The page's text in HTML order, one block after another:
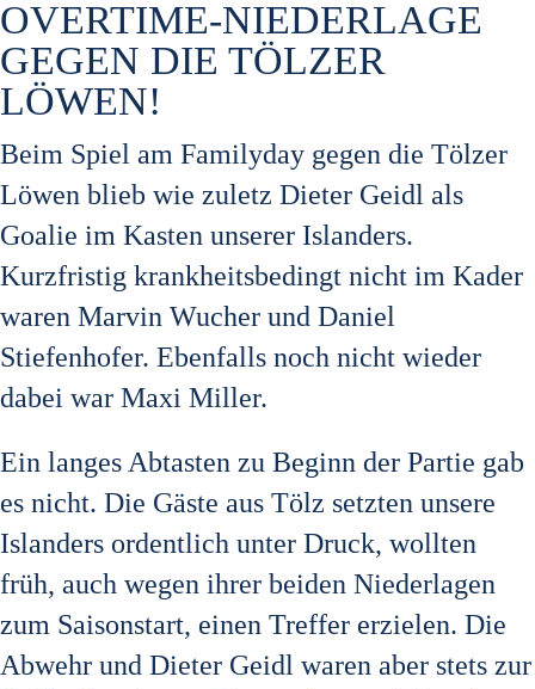
OVERTIME-NIEDERLAGE
GEGEN DIE TÖLZER
LÖWEN!
Beim Spiel am Familyday gegen die Tölzer
Löwen blieb wie zuletz Dieter Geidl als
Goalie im Kasten unserer Islanders.
Kurzfristig krankheitsbedingt nicht im Kader
waren Marvin Wucher und Daniel
Stiefenhofer. Ebenfalls noch nicht wieder
dabei war Maxi Miller.
Ein langes Abtasten zu Beginn der Partie gab
es nicht. Die Gäste aus Tölz setzten unsere
Islanders ordentlich unter Druck, wollten
früh, auch wegen ihrer beiden Niederlagen
zum Saisonstart, einen Treffer erzielen. Die
Abwehr und Dieter Geidl waren aber stets zur